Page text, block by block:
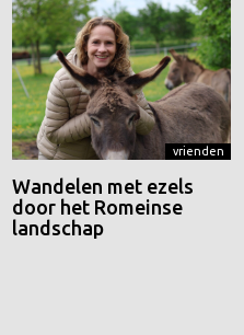
vrienden
Wandelen met ezels
door het Romeinse
landschap